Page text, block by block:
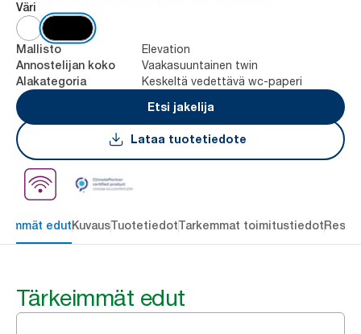
Väri
Mallisto Elevation
Annostelijan koko Vaakasuuntainen twin
Alakategoria
Keskeltä vedettävä wc-paperi
Etsi jakelija
Lataa tuotetiedote
edutKuvausTuotetiedotTarkemmat toimitustiedot
Tärkeimmät edut